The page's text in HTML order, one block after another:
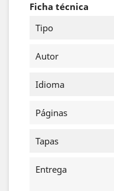
Ficha técnica
Tipo
Autor
Idioma
Páginas
Tapas
Entrega